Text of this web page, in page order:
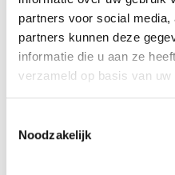
partners voor social
partners kunnen deze
informatie die u aan ze
verzameld op basis van
Noodzakelijk
Donderdag
Wouters
Vrijdag 25
Zaterdag 26
Kloosterboer (
Tim Johannis
Dinsdag 29